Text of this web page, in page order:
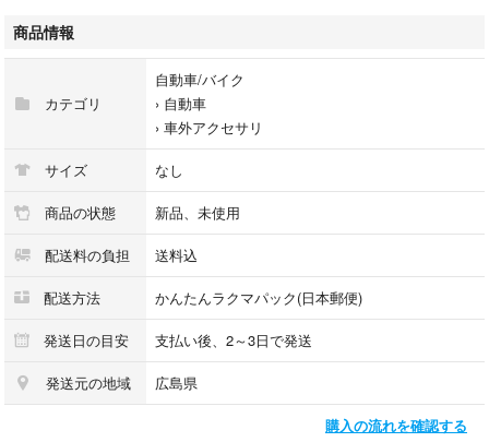
シルバー
ABS樹脂（メッキ仕上げ）
ドアハンドルプロテクター 4枚セット
【取付方法】
裏面の両面テープで貼り付けるだけの簡単装着。工具不要です。
新品未使用
す。
ご不明点などございましたらお気軽にコメントください。
商品情報
カテゴリ
自動車/バイク
› 自動車
› 車外アクセサリ
サイズ なし
商品の状態 新品、未使用
配送料の負担 送料込
配送方法 かんたんラクマパック(日本郵便)
発送日の目安 支払い後、2～3日で発送
発送元の地域 広島県
購入の流れを確認する